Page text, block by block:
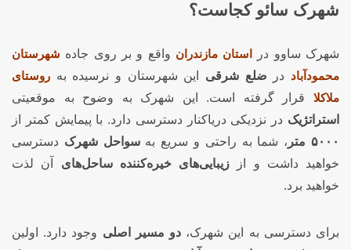
شهرک سائو کجاست؟
شهرک ساوو در استان مازندران واقع و بر روی جاده شهرستان
محمودآباد در ضلع شرقی این شهرستان و نرسیده به روستای
ملاکلا قرار گرفته است. این شهرک به وضوح به موقعیتی
استراتژیک در نزدیکی دریاکنار دسترسی دارد. با پیمایش کمتر از
۵۰۰۰ متر
، شما به راحتی و سریع بهسواحل شهرک دسترسی
خواهید داشت و از زیبایی‌های خیره‌کننده ساحل‌های آن لذت
خواهید برد.
برای دسترسی به این شهرک، دو مسیر اصلی وجود دارد. اولین